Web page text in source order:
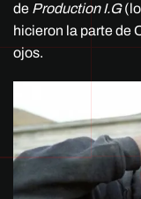
de Production I.G
hicieron la parte de
ojos.